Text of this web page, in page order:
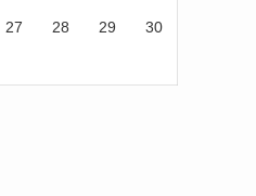
27 28 29 30